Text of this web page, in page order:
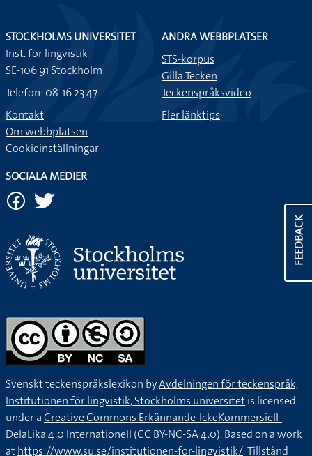
FEEDBACK
STOCKHOLMS UNIVERSITET
Inst. för lingvistik
SE-106 91 Stockholm
Telefon: 08-16 23 47
Kontakt
Om webbplatsen
Cookieinställningar
ANDRA WEBBPLATSER
STS-korpus
Gilla Tecken
Teckenspråksvideo
Fler länktips
SOCIALA MEDIER
Svenskt teckenspråkslexikon byAvdelningen för teckenspråk,
Institutionen för lingvistik, Stockholms universitetis licensed
under aCreative Commons Erkännande-IckeKommersiell-
DelaLika 4.0 Internationell (CC BY-NC-SA 4.0).Based on a work
athttps://www.su.se/institutionen-for-lingvistik/. Tillstånd